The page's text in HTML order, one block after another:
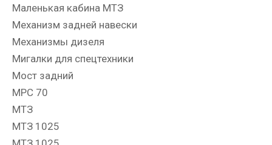
Маленькая кабина МТЗ
Механизм задней навески
Механизмы дизеля
Мигалки для спецтехники
Мост задний
МРС 70
МТЗ
МТЗ 1025